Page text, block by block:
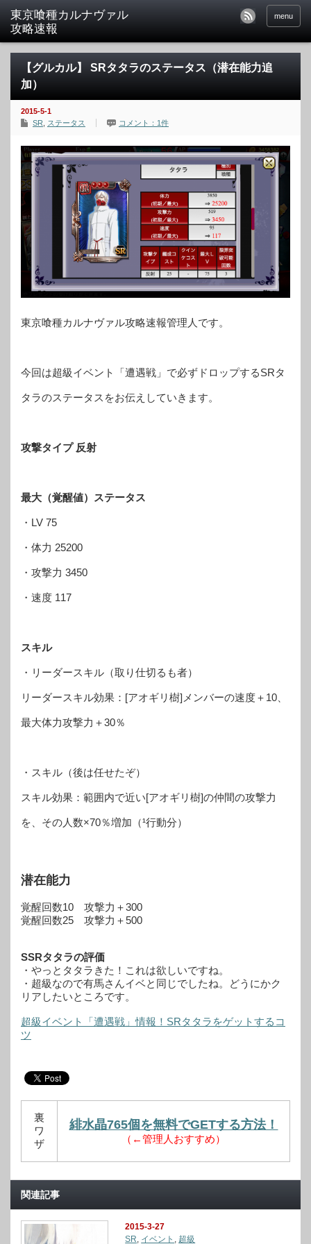
東京喰種カルナヴァル
攻略速報
menu
【グルカル】 SRタタラのステータス（潜在能力追
加）
2015-5-1
SR
ステータス コメント：1件
東京喰種カルナヴァル攻略速報管理人です。
今回は超級イベント「遭遇戦」で必ずドロップするSRタ
タラのステータスをお伝えしていきます。
攻撃タイプ 反射
最大（覚醒値）ステータス
・LV 75
・体力 25200
・攻撃力 3450
・速度 117
スキル
・リーダースキル（取り仕切るも者）
リーダースキル効果：[アオギリ樹]メンバーの速度＋10、
最大体力攻撃力＋30％
・スキル（後は任せたぞ）
スキル効果：範囲内で近い[アオギリ樹]の仲間の攻撃力
を、その人数×70％増加（¹行動分）
潜在能力
覚醒回数10 攻撃力＋300
覚醒回数25 攻撃力＋500
SSRタタラの評価
・やっとタタラきた！これは欲しいですね。
・超級なので有馬さんイベと同じでしたね。どうにかク
リアしたいところです。
超級イベント「遭遇戦」情報！SRタタラをゲットするコ
ツ
裏
ワ
ザ
緋水晶765個を無料でGETする方法！
（←管理人おすすめ）
関連記事
2015-3-27
SR イベント 超級